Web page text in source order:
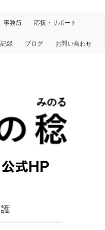
事務所 応援・サポート
録 ブログ お問い合わせ